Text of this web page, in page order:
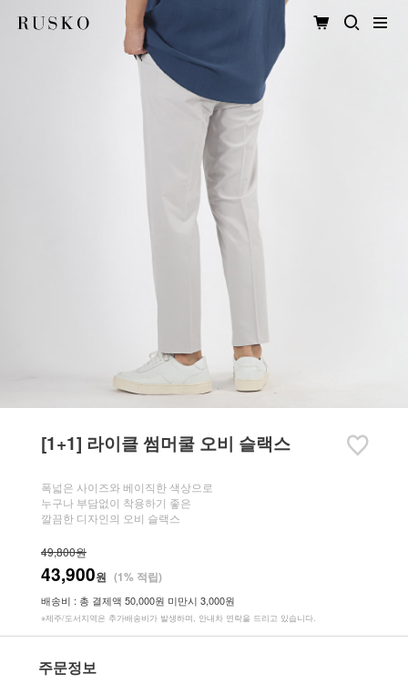
[1+1] 라이클 썸머쿨 오비 슬랙스
폭넓은 사이즈와 베이직한 색상으로
누구나 부담없이 착용하기 좋은
깔끔한 디자인의 오비 슬랙스
49,800원
43,900원 (1% 적립)
배송비 : 총 결제액 50,000원 미만시 3,000원
※제주/도서지역은 추가배송비가 발생하며, 안내차 연락을 드리고 있습니다.
주문정보